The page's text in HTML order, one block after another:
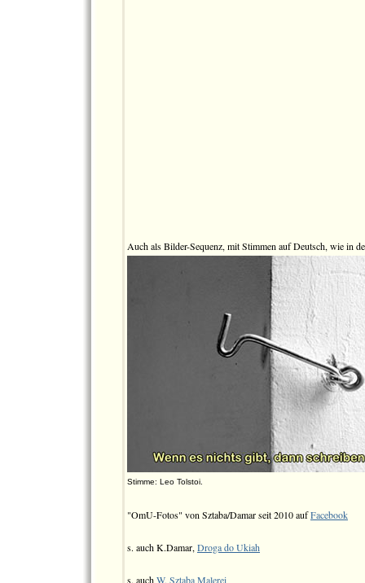
Auch als Bilder-Sequenz, mit Stimmen auf Deutsch, wie in
Stimme: Leo Tolstoi.
"OmU-Fotos" von Sztaba/Damar seit 2010 aufFacebook
s. auch K.Damar, Droga do Ukiah
s. auchW. Sztaba Malerei